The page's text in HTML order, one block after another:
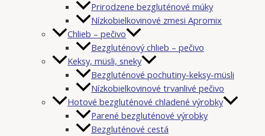
Prirodzene bezgluténové múky
Nízkobielkovinové zmesi Apromix
Chlieb – pečivo
Bezgluténový chlieb – pečivo
Keksy, müsli, sneky
Bezgluténové pochutiny-keksy-müsli
Nízkobielkovinové trvanlivé pečivo
Hotové bezgluténové chladené výrobky
Parené bezgluténové výrobky
Bezgluténové cestá